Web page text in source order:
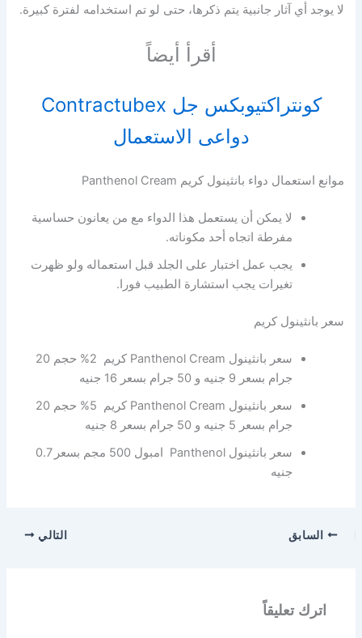
لا يوجد أي آثار جانبية يتم ذكرها، حتى لو تم استخدامه لفترة كبيرة.
أقرأ أيضاً
كونتراكتيوبكس جل Contractubex
دواعى الاستعمال
موانع استعمال دواء بانثينول كريم Panthenol Cream
لا يمكن أن يستعمل هذا الدواء مع من يعانون حساسية
مفرطة اتجاه أحد مكوناته.
يجب عمل اختبار على الجلد قبل استعماله ولو ظهرت
تغيرات يجب استشارة الطبيب فورا.
سعر بانثينول كريم
سعر بانثينول Panthenol Cream كريم 2% حجم 20
جرام بسعر 9 جنيه و 50 جرام بسعر 16 جنيه
سعر بانثينول Panthenol Cream كريم 5% حجم 20
جرام بسعر 5 جنيه و 50 جرام بسعر 8 جنيه
سعر بانثينول Panthenol امبول 500 مجم بسعر 0.7
جنيه
السابق التالي
اترك تعليقاً